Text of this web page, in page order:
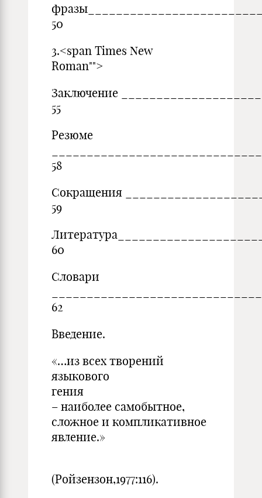
50
3.<span Times New
Roman"">
Заключение
55
Резюме
58
Сокращения
59
60
Словари
62
Введение.
«…из всех творений
языкового
гения
– наиболее самобытное,
сложное и компликативное
явление.»
(Ройзензон,1977:116).